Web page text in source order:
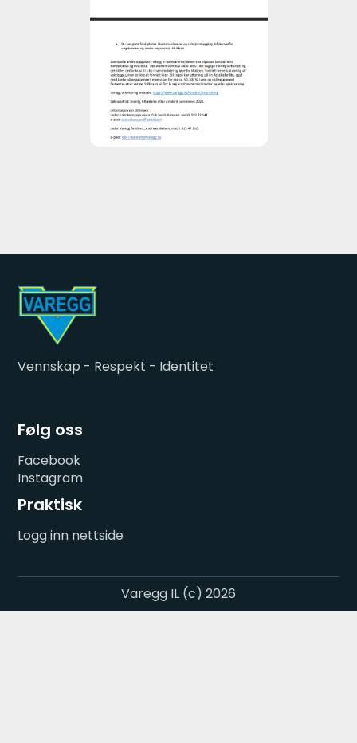
Vennskap - Respekt - Identitet
Følg oss
Facebook
Instagram
Praktisk
Logg inn nettside
Varegg IL (c) 2026